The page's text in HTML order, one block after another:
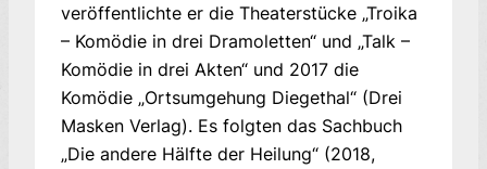
veröffentlichte er die Theaterstücke „Troika
– Komödie in drei Dramoletten“ und „Talk –
Komödie in drei Akten“ und 2017 die
Komödie „Ortsumgehung Diegethal“ (Drei
Masken Verlag). Es folgten das Sachbuch
„Die andere Hälfte der Heilung“ (2018,